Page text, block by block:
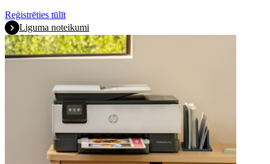
Reģistrēties tūlīt
Liguma noteikumi